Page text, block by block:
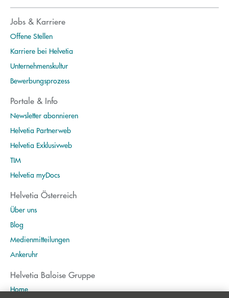
Jobs & Karriere
Offene Stellen
Karriere bei Helvetia
Unternehmenskultur
Bewerbungsprozess
Portale & Info
Newsletter abonnieren
Helvetia Partnerweb
Helvetia Exklusivweb
TIM
Helvetia myDocs
Helvetia Österreich
Über uns
Blog
Medienmitteilungen
Ankeruhr
Helvetia Baloise Gruppe
Home